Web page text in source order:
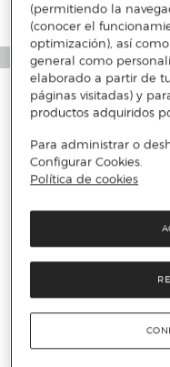
(permitiendo la
(conocer el
optimización), así
general como
elaborado a partir de
páginas visitadas) y
productos adquiridos
Para administrar o
Configurar Cookies.
Política de cookies